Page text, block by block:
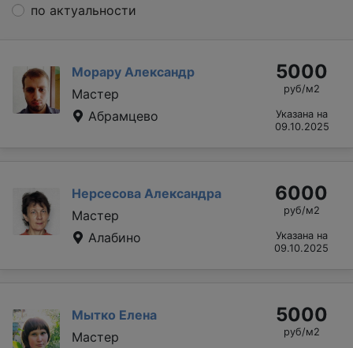
по актуальности
Морару Александр
Мастер
Абрамцево
5000
руб/м2
Указана на
09.10.2025
Нерсесова Александра
Мастер
Алабино
6000
руб/м2
Указана на
09.10.2025
Мытко Елена
Мастер
5000
руб/м2